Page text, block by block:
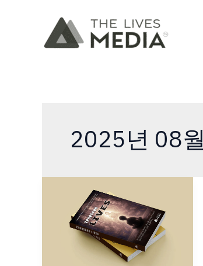
2025년 08월